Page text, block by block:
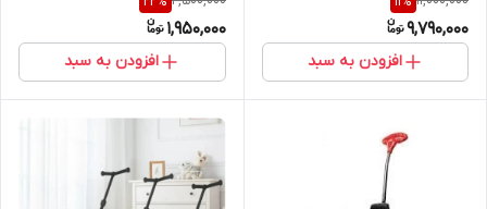
9,790,000
افزودن به سبد
1,950,000
افزودن به سبد